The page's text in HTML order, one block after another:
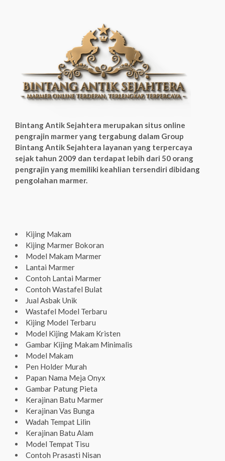
Bintang Antik Sejahtera merupakan situs online
pengrajin marmer yang tergabung dalam Group
Bintang Antik Sejahtera layanan yang terpercaya
sejak tahun 2009 dan terdapat lebih dari 50 orang
pengrajin yang memiliki keahlian tersendiri dibidang
pengolahan marmer.
Kijing Makam
Kijing Marmer Bokoran
Model Makam Marmer
Lantai Marmer
Contoh Lantai Marmer
Contoh Wastafel Bulat
Jual Asbak Unik
Wastafel Model Terbaru
Kijing Model Terbaru
Model Kijing Makam Kristen
Gambar Kijing Makam Minimalis
Model Makam
Pen Holder Murah
Papan Nama Meja Onyx
Gambar Patung Pieta
Kerajinan Batu Marmer
Kerajinan Vas Bunga
Wadah Tempat Lilin
Kerajinan Batu Alam
Model Tempat Tisu
Contoh Prasasti Nisan